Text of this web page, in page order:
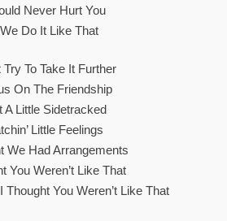
Never Hurt You
Do It Like That
Try To Take It Further
On The Friendship
A Little Sidetracked
Little Feelings
We Had Arrangements
You Weren’t Like That
Thought You Weren’t Like That